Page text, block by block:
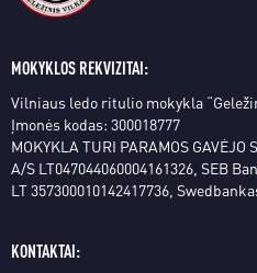
MOKYKLOS REKVIZITAI:
Vilniaus ledo ritulio mokykla
Įmonės kodas: 300018777
MOKYKLA TURI PARAMOS GAVĖJO
A/S LT047044060004161326, SEB
LT 357300010142417736,
KONTAKTAI: